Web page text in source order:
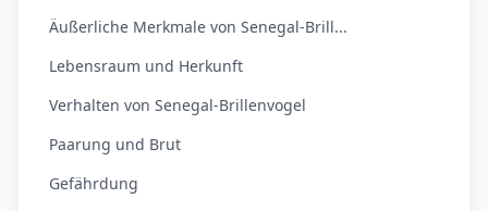
Äußerliche Merkmale von Senegal-Brill...
Lebensraum und Herkunft
Verhalten von Senegal-Brillenvogel
Paarung und Brut
Gefährdung